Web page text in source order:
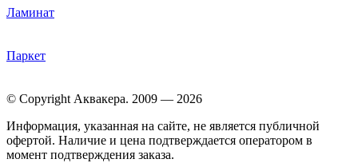
Ламинат
Паркет
© Copyright Аквакера. 2009 — 2026
Информация, указанная на сайте, не является публичной
офертой. Наличие и цена подтверждается оператором в
момент подтверждения заказа.